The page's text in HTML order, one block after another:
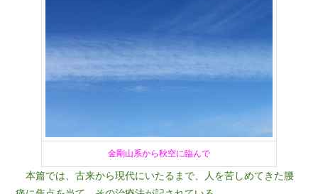
金剛山系から秋空に臨んで
本篇では、古来から現代にいたるまで、人を苦しめてきた腰